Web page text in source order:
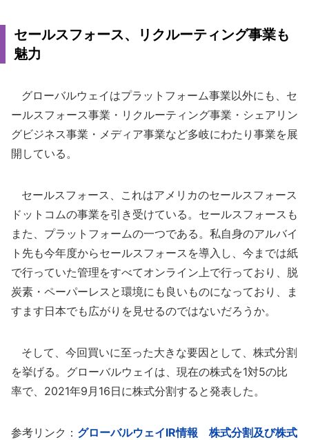
セールスフォース、リクルーティング事業も
魅力
グローバルウェイはプラットフォーム事業以外にも、セ
ールスフォース事業・リクルーティング事業・シェアリン
グビジネス事業・メディア事業など多岐にわたり事業を展
開している。
セールスフォース、これはアメリカのセールスフォース
ドットコムの事業を引き受けている。セールスフォースも
また、プラットフォームの一つである。私自身のアルバイ
ト先も今年度からセールスフォースを導入し、今までは紙
で行っていた管理をすべてオンライン上で行っており、脱
炭素・ペーパーレスと環境にも良いものになっており、ま
すます日本でも広がりを見せるのではないだろうか。
そして、今回買いに至った大きな要因として、株式分割
を挙げる。グローバルウェイは、現在の株式を1対5の比
率で、2021年9月16日に株式分割すると発表した。
参考リンク： グローバルウェイIR情報 株式分割及び株式